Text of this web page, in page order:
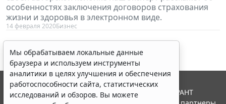
особенностях заключения договоров страхования
жизни и здоровья в электронном виде.
14 февраля 2020Бизнес
Мы обрабатываем локальные данные
браузера и используем инструменты
аналитики в целях улучшения и обеспечения
работоспособности сайта, статистических
исследований и обзоров. Вы можете
© ООО "НПП "ГАРАНТ-СЕРВИС", 2026. Система ГАРАНТ